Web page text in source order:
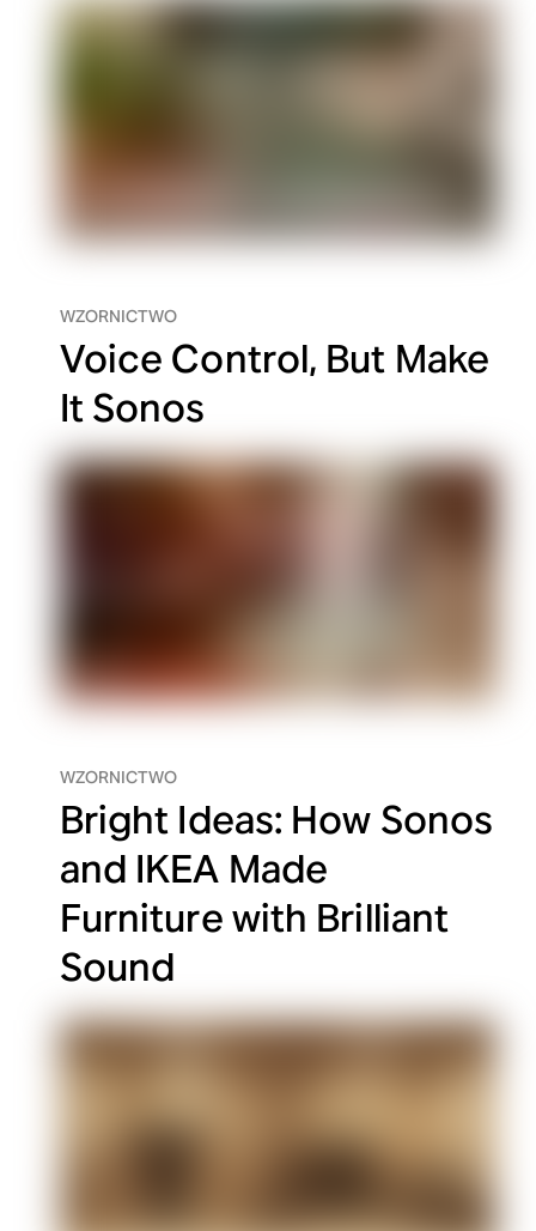
WZORNICTWO
Voice Control, But Make
It Sonos
WZORNICTWO
Bright Ideas: How Sonos
and IKEA Made
Furniture with Brilliant
Sound